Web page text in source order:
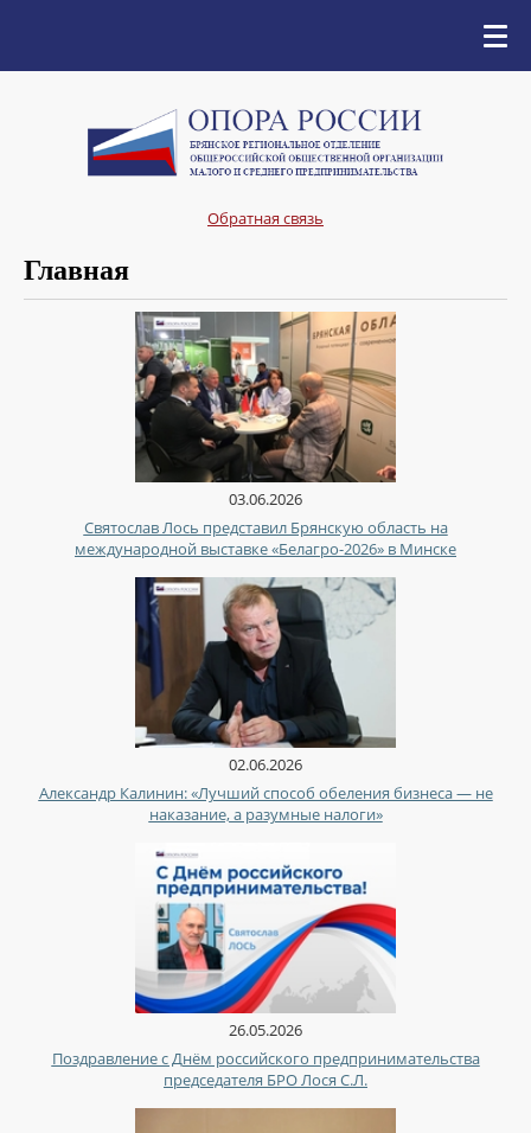
Обратная связь
Главная
03.06.2026
Святослав Лось представил Брянскую область на
международной выставке «Белагро-2026» в Минске
02.06.2026
Александр Калинин: «Лучший способ обеления бизнеса — не
наказание, а разумные налоги»
26.05.2026
Поздравление с Днём российского предпринимательства
председателя БРО Лося С.Л.